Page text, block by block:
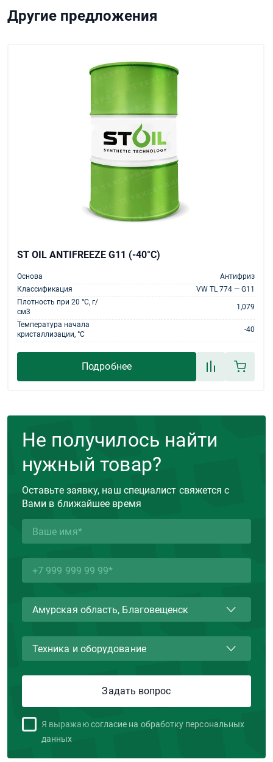
Другие предложения
ST OIL ANTIFREEZE G11 (-40°C)
Основа
Антифриз
Классификация
VW TL 774 — G11
Плотность при 20 °С, г/
см3
1,079
Температура начала
кристаллизации, °С
-40
Подробнее
Не получилось найти
нужный товар?
Оставьте заявку, наш специалист свяжется с
Вами в ближайшее время
Я выражаю согласие на обработку персональных
данных